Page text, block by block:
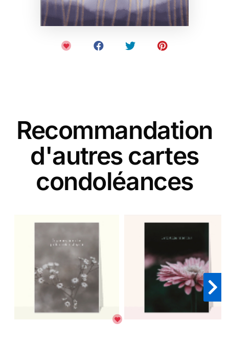
Recommandation
d'autres cartes
condoléances